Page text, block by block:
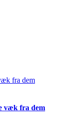
fra dem
væk fra dem